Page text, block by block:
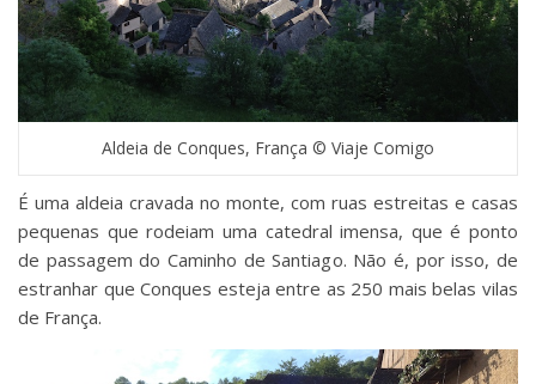
Aldeia de Conques, França © Viaje Comigo
É uma aldeia cravada no monte, com ruas estreitas e casas
pequenas que rodeiam uma catedral imensa, que é ponto
de passagem do Caminho de Santiago. Não é, por isso, de
estranhar que Conques esteja entre as 250 mais belas vilas
de França.